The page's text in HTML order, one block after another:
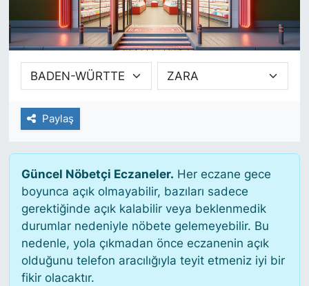
Paylaş
Güncel Nöbetçi Eczaneler. Her eczane gece
boyunca açık olmayabilir, bazıları sadece
gerektiğinde açık kalabilir veya beklenmedik
durumlar nedeniyle nöbete gelemeyebilir. Bu
nedenle, yola çıkmadan önce eczanenin açık
olduğunu telefon aracılığıyla teyit etmeniz iyi bir
fikir olacaktır.
SİYASET
SAĞLIK